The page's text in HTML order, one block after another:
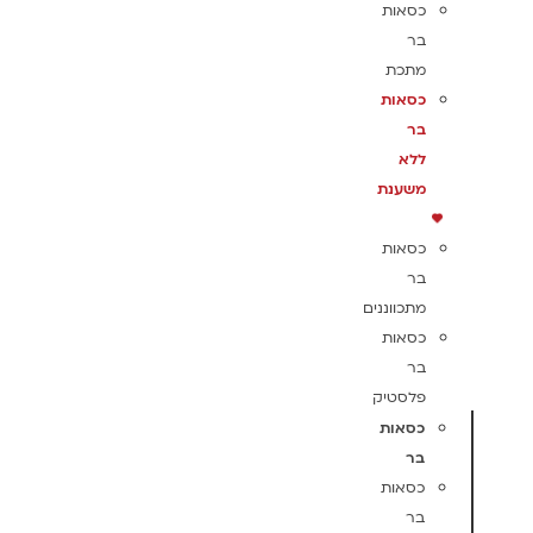
כסאות
בר
מתכת
כסאות
בר
ללא
משענת
כסאות
בר
מתכווננים
כסאות
בר
פלסטיק
כסאות
בר
כסאות
בר